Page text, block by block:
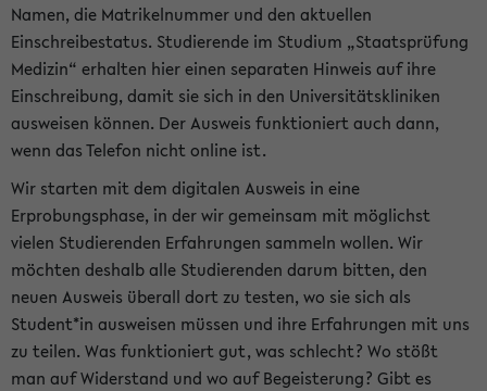
Namen, die Matrikelnummer und den aktuellen
Einschreibestatus. Studierende im Studium „Staatsprüfung
Medizin“ erhalten hier einen separaten Hinweis auf ihre
Einschreibung, damit sie sich in den Universitätskliniken
ausweisen können. Der Ausweis funktioniert auch dann,
wenn das Telefon nicht online ist.
Wir starten mit dem digitalen Ausweis in eine
Erprobungsphase, in der wir gemeinsam mit möglichst
vielen Studierenden Erfahrungen sammeln wollen. Wir
möchten deshalb alle Studierenden darum bitten, den
neuen Ausweis überall dort zu testen, wo sie sich als
Student*in ausweisen müssen und ihre Erfahrungen mit uns
zu teilen. Was funktioniert gut, was schlecht? Wo stößt
man auf Widerstand und wo auf Begeisterung? Gibt es